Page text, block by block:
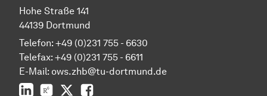
Hohe Straße 141
44139 Dortmund
Telefon: +49 (0)231 755 - 6630
Telefax: +49 (0)231 755 - 6611
E-Mail: ows.zhb@tu-dortmund.de
LinkedInResearchGate
Twitter